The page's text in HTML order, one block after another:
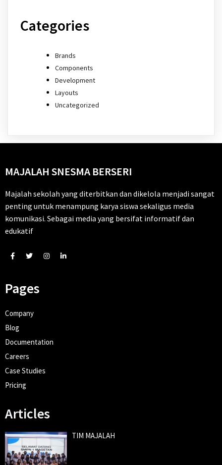
Categories
Brands
Components
Development
Layouts
Uncategorized
MAJALAH SNESMA BERSERI
Majalah sekolah yang diterbitkan dan dikelola menjadi sangat
penting untuk menampung karya siswa sekaligus media
komunikasi. Sebagai media yang bersifat informatif dan
edukatif
Pages
Company
Blog
Documentation
Careers
Case Studies
Pricing
Articles
TIM MAJALAH